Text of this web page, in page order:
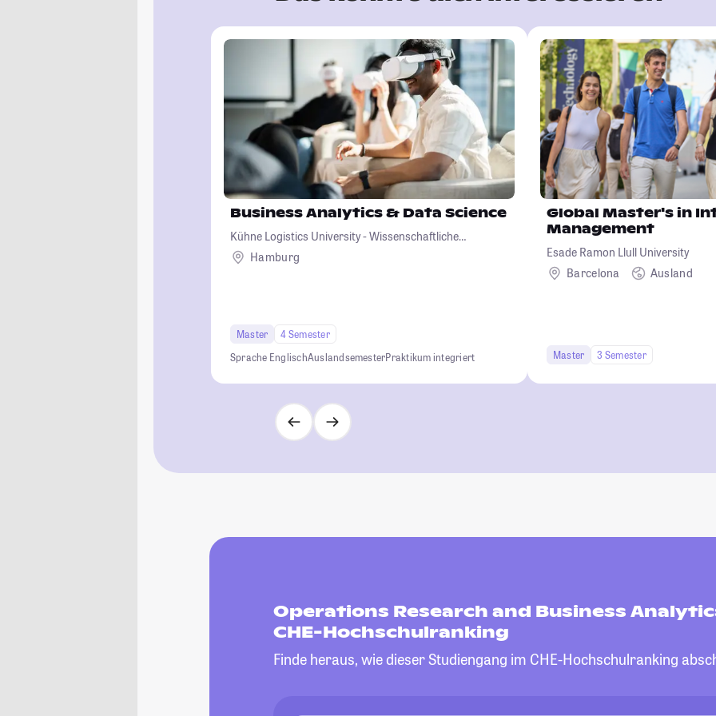
Business Analytics & Data Science
Kühne Logistics University - Wissenschaftliche
Hochschule für Logistik und Unternehmensführung
Hamburg
Master
4 Semester
Sprache EnglischAuslandsemesterPraktikum integriert
Global Master's in
Management
Esade Ramon Llull University
Barcelona
Ausland
Master 3 Semester
Operations Research and Business
CHE-Hochschulranking
Finde heraus, wie dieser Studiengang im CHE-Hochschulranking